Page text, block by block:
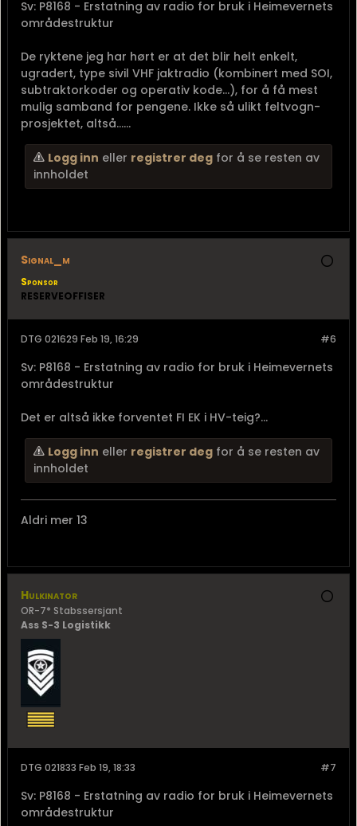
Sv: P8168 - Erstatning av radio for bruk i Heimevernets
områdestruktur
De ryktene jeg har hørt er at det blir helt enkelt,
ugradert, type sivil VHF jaktradio (kombinert med SOI,
subtraktorkoder og operativ kode...), for å få mest
mulig samband for pengene. Ikke så ulikt feltvogn-
prosjektet, altså......
Logg inn eller registrer deg for å se resten av
innholdet
Signal_m
Sponsor
RESERVEOFFISER
#6
DTG 021629 Feb 19, 16:29
Sv: P8168 - Erstatning av radio for bruk i Heimevernets
områdestruktur
Det er altså ikke forventet FI EK i HV-teig?...
Logg inn eller registrer deg for å se resten av
innholdet
Aldri mer 13
Hulkinator
OR-7* Stabssersjant
Ass S-3 Logistikk
#7
DTG 021833 Feb 19, 18:33
Sv: P8168 - Erstatning av radio for bruk i Heimevernets
områdestruktur